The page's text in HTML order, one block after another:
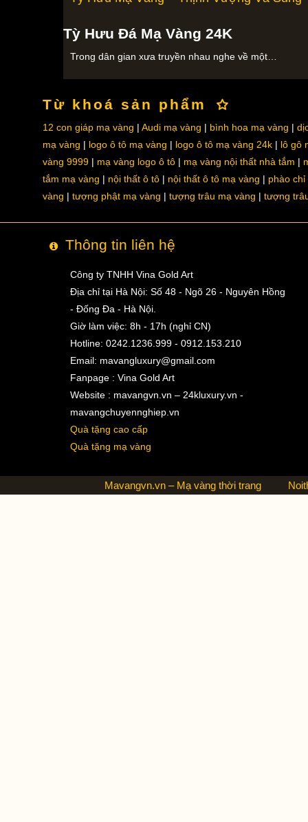
Tỳ Hưu Đá Mạ Vàng 24K
Trong dân gian xưa truyền nhau nghe về một…
Từ khoá sản phẩm
12 con giáp mạ vàng Audi mạ vàng bình hoa mạ vàng
mạ vàng
logo ô tô mạ vàng logo ô tô mạ vàng 24k
lô gô
vàng 9999
mạ vàng logo ô tô mạ vàng nội thất nhà tắm
tắm mạ vàng
nội thất ô tô nội thất ô tô mạ vàng
phào chỉ
vàng
tượng phật mạ vàng tượng trâu mạ vàng tượng
Thông tin liên hệ
Công ty TNHH Vina Gold Art
Địa chỉ tại Hà Nội: Số 48 - Ngõ 26 - Nguyên Hồng
- Đống Đa - Hà Nội.
Giờ làm việc: 8h - 17h (nghỉ CN)
Hotline: 0242.1236.999 - 0912.153.210
Email: mavangluxury@gmail.com
Fanpage : Vina Gold Art
Website : mavangvn.vn – 24kluxury.vn -
mavangchuyennghiep.vn
Quà tặng cao cấp
Quà tặng mạ vàng
Mavangvn.vn – Mạ vàng thời trang